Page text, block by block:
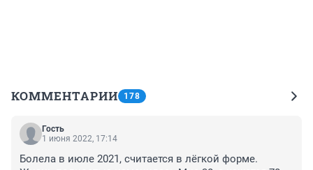
КОММЕНТАРИИ 178
Гость
1 июня 2022, 17:14
Болела в июле 2021, считается в лёгкой форме.